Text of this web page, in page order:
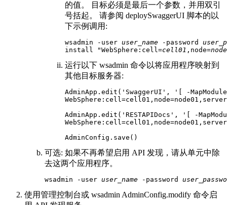
的值。 目标必须是最后一个参数，并用双引
号括起。 请参阅 deploySwaggerUI 脚本的以
下示例调用:
wsadmin -user user_name -password
install "WebSphere:cell=cell01 ,node=
运行以下 wsadmin 命令以将应用程序映射到
其他目标服务器:
AdminApp.edit('SwaggerUI', '[ -
AdminApp.edit('RESTAPIDocs', '[ -
AdminConfig.save()
可选: 如果不再希望启用 API 发现，请从单元中除
去这两个应用程序。
wsadmin -user user_name -password
使用管理控制台或 wsadminAdminConfig.modify 命令启